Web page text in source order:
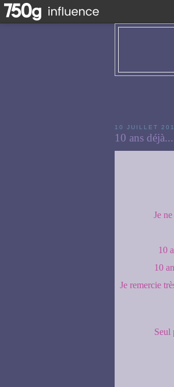
10 JUILLET
10 ans déjà...
Je
10
10
Je remercie
Seul